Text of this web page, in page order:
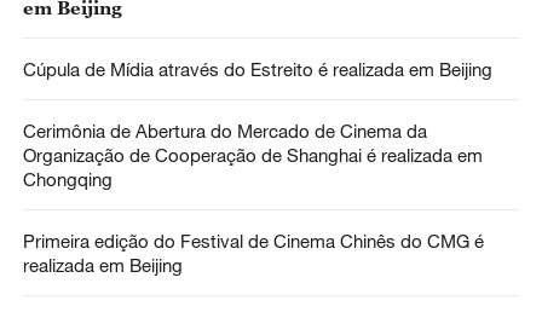
em Beijing
Cúpula de Mídia através do Estreito é realizada em Beijing
Cerimônia de Abertura do Mercado de Cinema da
Organização de Cooperação de Shanghai é realizada em
Chongqing
Primeira edição do Festival de Cinema Chinês do CMG é
realizada em Beijing